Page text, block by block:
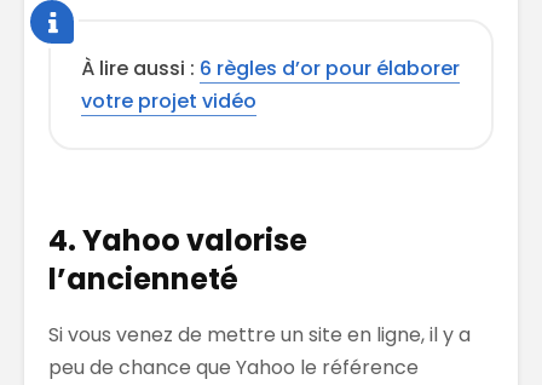
À lire aussi : 6 règles d’or pour élaborer
votre projet vidéo
4. Yahoo valorise
l’ancienneté
Si vous venez de mettre un site en ligne, il y a
peu de chance que Yahoo le référence